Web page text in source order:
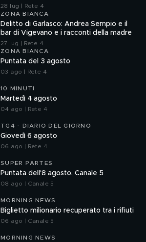
28 lug | Rete 4
ZONA BIANCA
Delitto di Garlasco: Andrea Sempio e il
bar di Vigevano e i racconti della madre
27 lug | Rete 4
ZONA BIANCA
Puntata del 3 agosto
03 ago | Rete 4
10 MINUTI
Martedì 4 agosto
04 ago | Rete 4
TG4 - DIARIO DEL GIORNO
Giovedì 6 agosto
06 ago | Rete 4
SUPER PARTES
Puntata dell'8 agosto, Canale 5
08 ago | Canale 5
MORNING NEWS
Biglietto milionario recuperato tra i rifiuti
06 ago | Canale 5
MORNING NEWS